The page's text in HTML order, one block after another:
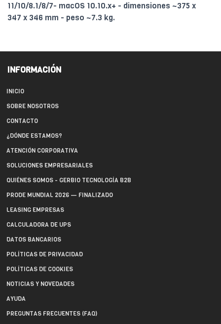
11/10/8.1/8/7- macOS 10.10.x+ - dimensiones ~375 x
347 x 346 mm - peso ~7.3 kg.
INFORMACIÓN
INICIO
SOBRE NOSOTROS
CONTACTO
¿DÓNDE ESTAMOS?
ATENCIÓN CORPORATIVA
SOLUCIONES EMPRESARIALES
QUIÉNES SOMOS - GERBIO TECNOLOGÍA B2B
PRODE MUNDIAL 2026 — FINALIZADO
LEASING EMPRESAS
CALCULADORA DE UPS
DATOS BANCARIOS
POLÍTICAS DE PRIVACIDAD
POLÍTICAS DE COOKIES
NOTICIAS Y NOVEDADES
AYUDA
PREGUNTAS FRECUENTES (FAQ)